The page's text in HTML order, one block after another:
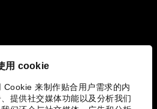
用 cookie
Cookie 来制作贴合用户需求的内
提供社交媒体功能以及分析我们